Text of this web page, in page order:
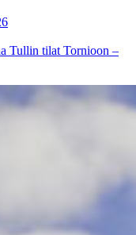
Tullin tilat Tornioon –